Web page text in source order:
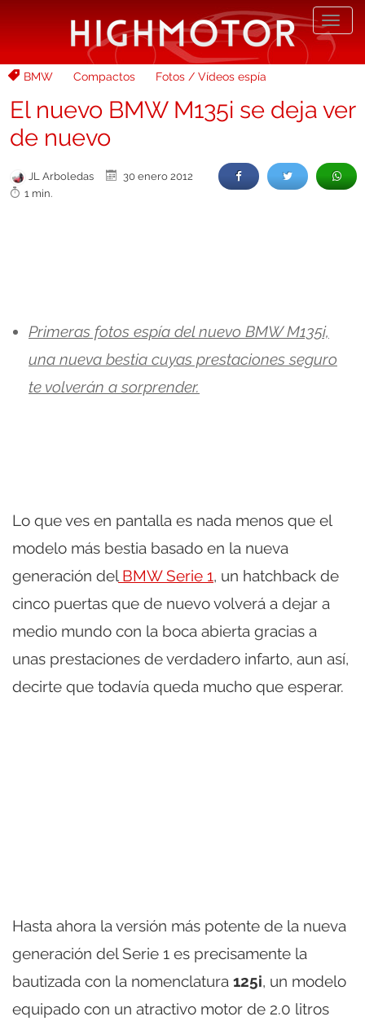
BMW Compactos Fotos / Vídeos espía
El nuevo BMW M135i se deja ver
de nuevo
JL Arboledas
30 enero 2012
1 min.
Primeras fotos espía del nuevo BMW M135i,
una nueva bestia cuyas prestaciones seguro
te volverán a sorprender.
Lo que ves en pantalla es nada menos que el
modelo más bestia basado en la nueva
generación delBMW Serie 1, un hatchback de
cinco puertas que de nuevo volverá a dejar a
medio mundo con la boca abierta gracias a
unas prestaciones de verdadero infarto, aun así,
decirte que todavía queda mucho que esperar.
Hasta ahora la versión más potente de la nueva
generación del Serie 1 es precisamente la
bautizada con la nomenclatura 125i, un modelo
equipado con un atractivo motor de 2.0 litros